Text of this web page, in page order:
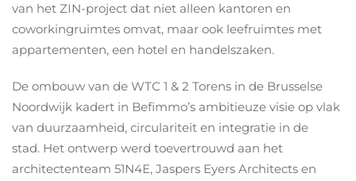
van het ZIN-project dat niet alleen kantoren en
coworkingruimtes omvat, maar ook leefruimtes met
appartementen, een hotel en handelszaken.
De ombouw van de WTC 1 & 2 Torens in de Brusselse
Noordwijk kadert in Befimmo’s ambitieuze visie op vlak
van duurzaamheid, circulariteit en integratie in de
stad. Het ontwerp werd toevertrouwd aan het
architectenteam 51N4E, Jaspers Eyers Architects en